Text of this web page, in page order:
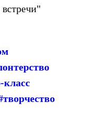
класс